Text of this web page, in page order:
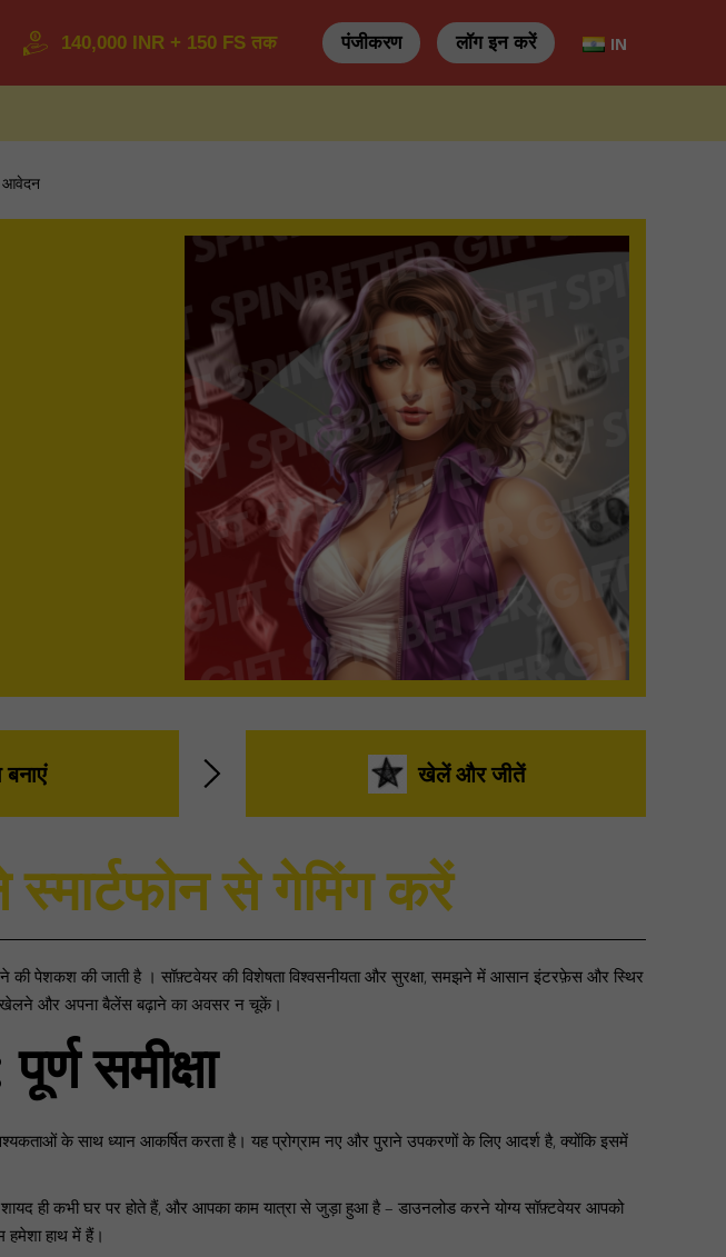
140,000 INR + 150 FS तक पंजीकरण लॉग इन करें IN
आवेदन
बनाएं खेलें और जीतें
से गेमिंग करें
की पेशकश की जाती है । सॉफ़्टवेयर की विशेषता विश्वसनीयता और सुरक्षा, समझने में आसान इंटरफ़ेस और स्थिर
खेलने और अपना बैलेंस बढ़ाने का अवसर न चूकें।
समीक्षा
के साथ ध्यान आकर्षित करता है। यह प्रोग्राम नए और पुराने उपकरणों के लिए आदर्श है, क्योंकि इसमें
ही कभी घर पर होते हैं, और आपका काम यात्रा से जुड़ा हुआ है – डाउनलोड करने योग्य सॉफ़्टवेयर आपको
हाथ में हैं।